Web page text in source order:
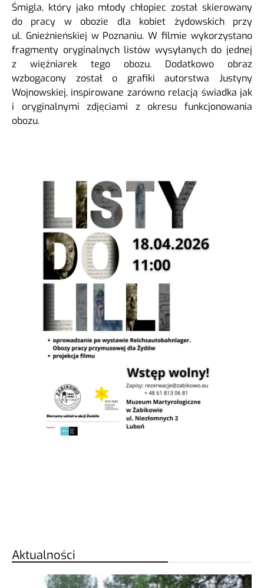
Śmigla, który jako młody chłopiec został skierowany
do pracy w obozie dla kobiet żydowskich przy
ul. Gnieźnieńskiej w Poznaniu. W filmie wykorzystano
fragmenty oryginalnych listów wysyłanych do jednej
z więźniarek tego obozu. Dodatkowo obraz
wzbogacony został o grafiki autorstwa Justyny
Wojnowskiej, inspirowane zarówno relacją świadka jak
i oryginalnymi zdjęciami z okresu funkcjonowania
obozu.
Aktualności